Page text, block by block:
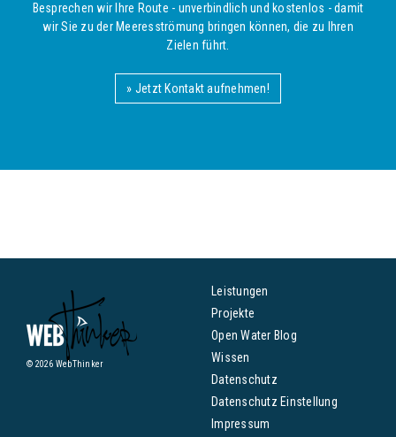
Besprechen wir Ihre Route - unverbindlich und kostenlos - damit
wir Sie zu der Meeresströmung bringen können, die zu Ihren
Zielen führt.
» Jetzt Kontakt aufnehmen!
© 2026 WebThinker
Leistungen
Projekte
Open Water Blog
Wissen
Datenschutz
Datenschutz Einstellung
Impressum